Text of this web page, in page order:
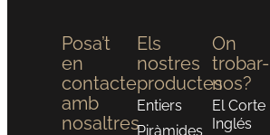
Posa’t
en
contacte
amb
nosaltres
Els
nostres
productes
Entiers
Piràmides
On
trobar-
nos?
El Corte
Inglés